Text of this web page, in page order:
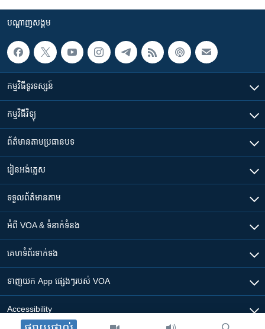
បណ្តាញ​សង្គម
កម្មវិធី​ទូរទស្សន៍
កម្មវិធី​វិទ្យុ
ព័ត៌មាន​តាមប្រធានបទ​
រៀន​​អង់គ្លេស
ទទួល​ព័ត៌មាន​តាម
អំពី​ VOA & ទំនាក់ទំនង
គេហទំព័រ​​ទាក់ទង
ទាញយក​ App ផ្សេងៗ​របស់​ VOA
Accessibility